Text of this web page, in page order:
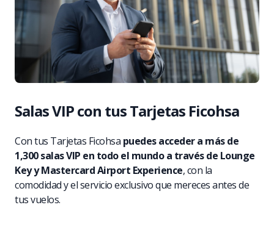
Salas VIP con tus Tarjetas Ficohsa
Con tus Tarjetas Ficohsa puedes acceder a más de
1,300 salas VIP en todo el mundo a través de Lounge
Key y Mastercard Airport Experience, con la
comodidad y el servicio exclusivo que mereces antes de
tus vuelos.